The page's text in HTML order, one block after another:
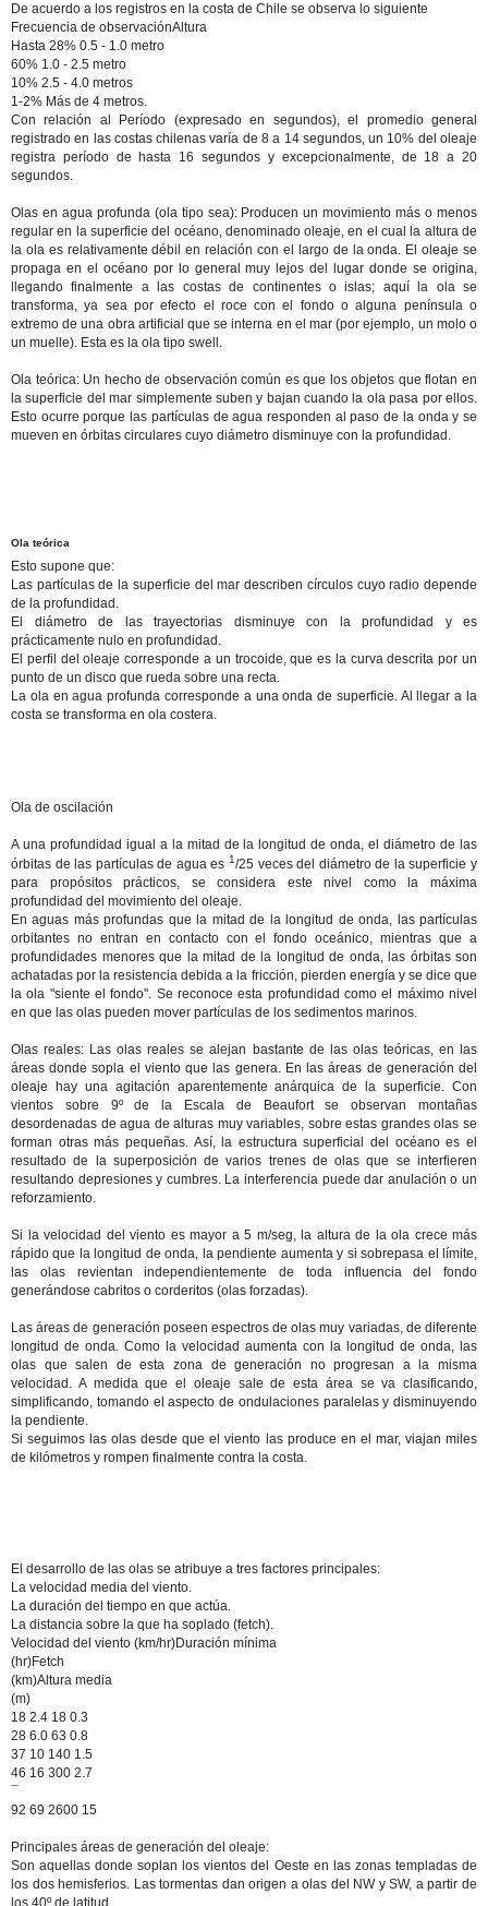
De acuerdo a los registros en la costa de Chile se observa lo siguiente
Frecuencia de observaciónAltura
Hasta 28% 0.5 - 1.0 metro
60% 1.0 - 2.5 metro
10% 2.5 - 4.0 metros
1-2% Más de 4 metros.
Con relación al Período (expresado en segundos), el promedio general
registrado en las costas chilenas varía de 8 a 14 segundos, un 10% del oleaje
registra período de hasta 16 segundos y excepcionalmente, de 18 a 20
segundos.
Olas en agua profunda (ola tipo sea): Producen un movimiento más o menos
regular en la superficie del océano, denominado oleaje, en el cual la altura de
la ola es relativamente débil en relación con el largo de la onda. El oleaje se
propaga en el océano por lo general muy lejos del lugar donde se origina,
llegando finalmente a las costas de continentes o islas; aquí la ola se
transforma, ya sea por efecto el roce con el fondo o alguna península o
extremo de una obra artificial que se interna en el mar (por ejemplo, un molo o
un muelle). Esta es la ola tipo swell.
Ola teórica: Un hecho de observación común es que los objetos que flotan en
la superficie del mar simplemente suben y bajan cuando la ola pasa por ellos.
Esto ocurre porque las partículas de agua responden al paso de la onda y se
mueven en órbitas circulares cuyo diámetro disminuye con la profundidad.
Ola teórica
Esto supone que:
Las partículas de la superficie del mar describen círculos cuyo radio depende
de la profundidad.
El diámetro de las trayectorias disminuye con la profundidad y es
prácticamente nulo en profundidad.
El perfil del oleaje corresponde a un trocoide, que es la curva descrita por un
punto de un disco que rueda sobre una recta.
La ola en agua profunda corresponde a una onda de superficie. Al llegar a la
costa se transforma en ola costera.
Ola de oscilación
A una profundidad igual a la mitad de la longitud de onda, el diámetro de las
órbitas de las partículas de agua es 1/25 veces del diámetro de la superficie y
para propósitos prácticos, se considera este nivel como la máxima
profundidad del movimiento del oleaje.
En aguas más profundas que la mitad de la longitud de onda, las partículas
orbitantes no entran en contacto con el fondo oceánico, mientras que a
profundidades menores que la mitad de la longitud de onda, las órbitas son
achatadas por la resistencia debida a la fricción, pierden energía y se dice que
la ola "siente el fondo". Se reconoce esta profundidad como el máximo nivel
en que las olas pueden mover partículas de los sedimentos marinos.
Olas reales: Las olas reales se alejan bastante de las olas teóricas, en las
áreas donde sopla el viento que las genera. En las áreas de generación del
oleaje hay una agitación aparentemente anárquica de la superficie. Con
vientos sobre 9º de la Escala de Beaufort se observan montañas
desordenadas de agua de alturas muy variables, sobre estas grandes olas se
forman otras más pequeñas. Así, la estructura superficial del océano es el
resultado de la superposición de varios trenes de olas que se interfieren
resultando depresiones y cumbres. La interferencia puede dar anulación o un
reforzamiento.
Si la velocidad del viento es mayor a 5 m/seg, la altura de la ola crece más
rápido que la longitud de onda, la pendiente aumenta y si sobrepasa el límite,
las olas revientan independientemente de toda influencia del fondo
generándose cabritos o corderitos (olas forzadas).
Las áreas de generación poseen espectros de olas muy variadas, de diferente
longitud de onda. Como la velocidad aumenta con la longitud de onda, las
olas que salen de esta zona de generación no progresan a la misma
velocidad. A medida que el oleaje sale de esta área se va clasificando,
simplificando, tomando el aspecto de ondulaciones paralelas y disminuyendo
la pendiente.
Si seguimos las olas desde que el viento las produce en el mar, viajan miles
de kilómetros y rompen finalmente contra la costa.
El desarrollo de las olas se atribuye a tres factores principales:
La velocidad media del viento.
La duración del tiempo en que actúa.
La distancia sobre la que ha soplado (fetch).
Velocidad del viento (km/hr)Duración mínima
(hr)Fetch
(km)Altura media
(m)
18 2.4 18 0.3
28 6.0 63 0.8
37 10 140 1.5
46 16 300 2.7
92 69 2600 15
Principales áreas de generación del oleaje:
Son aquellas donde soplan los vientos del Oeste en las zonas templadas de
los dos hemisferios. Las tormentas dan origen a olas del NW y SW, a partir de
los 40º de latitud.